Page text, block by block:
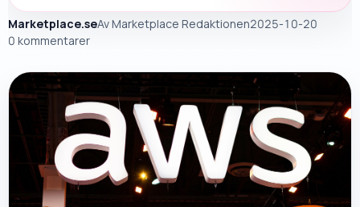
Marketplace.seAvMarketplace Redaktionen2025-10-20
0 kommentarer